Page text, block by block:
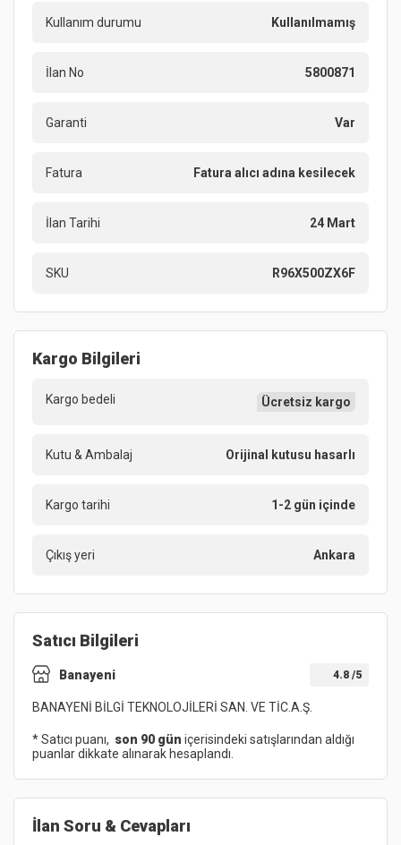
Kullanım durumu Kullanılmamış
İlan No 5800871
Garanti Var
Fatura Fatura alıcı adına kesilecek
İlan Tarihi 24 Mart
SKU R96X500ZX6F
Kargo Bilgileri
Kargo bedeli Ücretsiz kargo
Kutu & Ambalaj Orijinal kutusu hasarlı
Kargo tarihi 1-2 gün içinde
Çıkış yeri Ankara
Satıcı Bilgileri
Banayeni 4.8 /5
BANAYENİ BİLGİ TEKNOLOJİLERİ SAN. VE TİC.A.Ş.
* Satıcı puanı, son 90 gün içerisindeki satışlarından aldığı
puanlar dikkate alınarak hesaplandı.
İlan Soru & Cevapları